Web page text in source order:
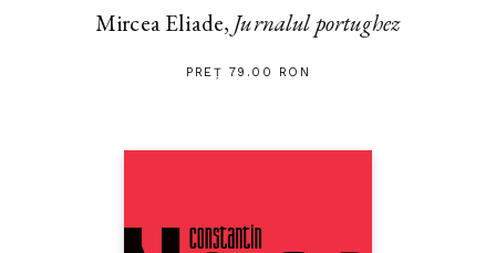
Mircea Eliade, Jurnalul portughez
PREȚ 79.00 RON